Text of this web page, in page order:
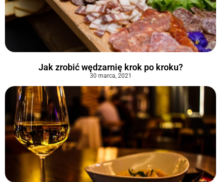
Jak zrobić wędzarnię krok po kroku?
30 marca, 2021